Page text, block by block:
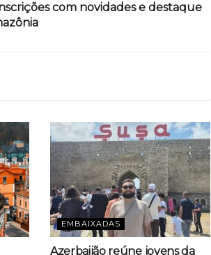
com novidades e destaque
EMBAIXADAS
Azerbaijão reúne jovens da